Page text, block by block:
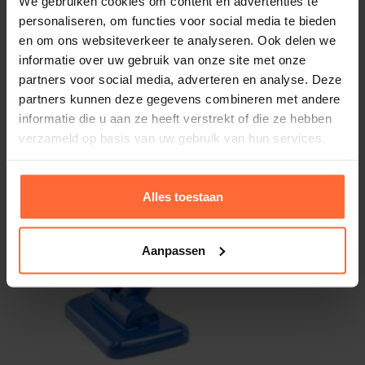
personaliseren, om functies voor social media te bieden
en om ons websiteverkeer te analyseren. Ook delen we
informatie over uw gebruik van onze site met onze
partners voor social media, adverteren en analyse. Deze
partners kunnen deze gegevens combineren met andere
informatie die u aan ze heeft verstrekt of die ze hebben
verzameld op basis van uw gebruik van hun services.
Alles toestaan
Aanpassen
De Pool Blaster Max is het perfect gereedschap voor
privé-baden en is meerdere malen uitgeroepen
Beste Innovatie door vakbladen, Het is een ideaal
apparaat!
Kenmerken Pool Blaster MAX CG
Nog krachtiger dan de Pool Blaster MAX
Oplaadbare 300-500LITHIUM ACCU
gemakkelijke aansluiting voor de oplader
Duurzame, 8-10 uur oplader
Een geïntegreerde herbruikbare stofzak voor
algemeen gebruik plus één speciaal voor fijn stof en
Speciale opening voor ophanging in bewaarstand